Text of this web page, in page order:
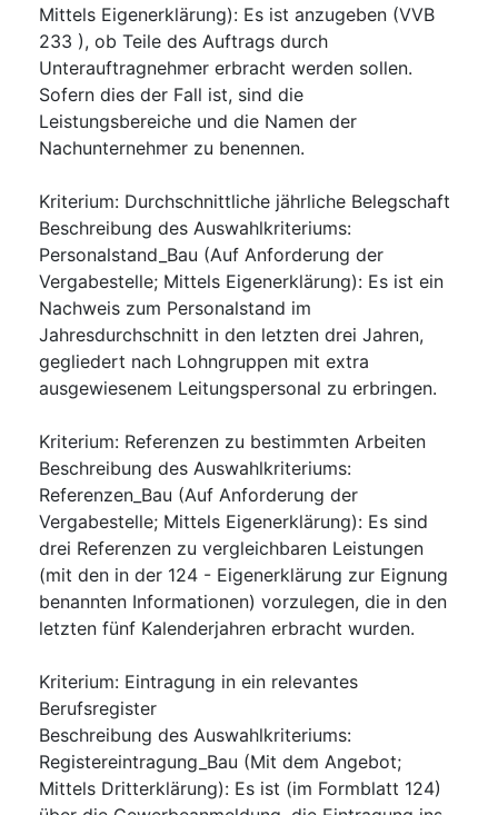
Mittels Eigenerklärung): Es ist anzugeben (VVB
233 ), ob Teile des Auftrags durch
Unterauftragnehmer erbracht werden sollen.
Sofern dies der Fall ist, sind die
Leistungsbereiche und die Namen der
Nachunternehmer zu benennen.
Kriterium: Durchschnittliche jährliche Belegschaft
Beschreibung des Auswahlkriteriums:
Personalstand_Bau (Auf Anforderung der
Vergabestelle; Mittels Eigenerklärung): Es ist ein
Nachweis zum Personalstand im
Jahresdurchschnitt in den letzten drei Jahren,
gegliedert nach Lohngruppen mit extra
ausgewiesenem Leitungspersonal zu erbringen.
Kriterium: Referenzen zu bestimmten Arbeiten
Beschreibung des Auswahlkriteriums:
Referenzen_Bau (Auf Anforderung der
Vergabestelle; Mittels Eigenerklärung): Es sind
drei Referenzen zu vergleichbaren Leistungen
(mit den in der 124 - Eigenerklärung zur Eignung
benannten Informationen) vorzulegen, die in den
letzten fünf Kalenderjahren erbracht wurden.
Kriterium: Eintragung in ein relevantes
Berufsregister
Beschreibung des Auswahlkriteriums:
Registereintragung_Bau (Mit dem Angebot;
Mittels Dritterklärung): Es ist (im Formblatt 124)